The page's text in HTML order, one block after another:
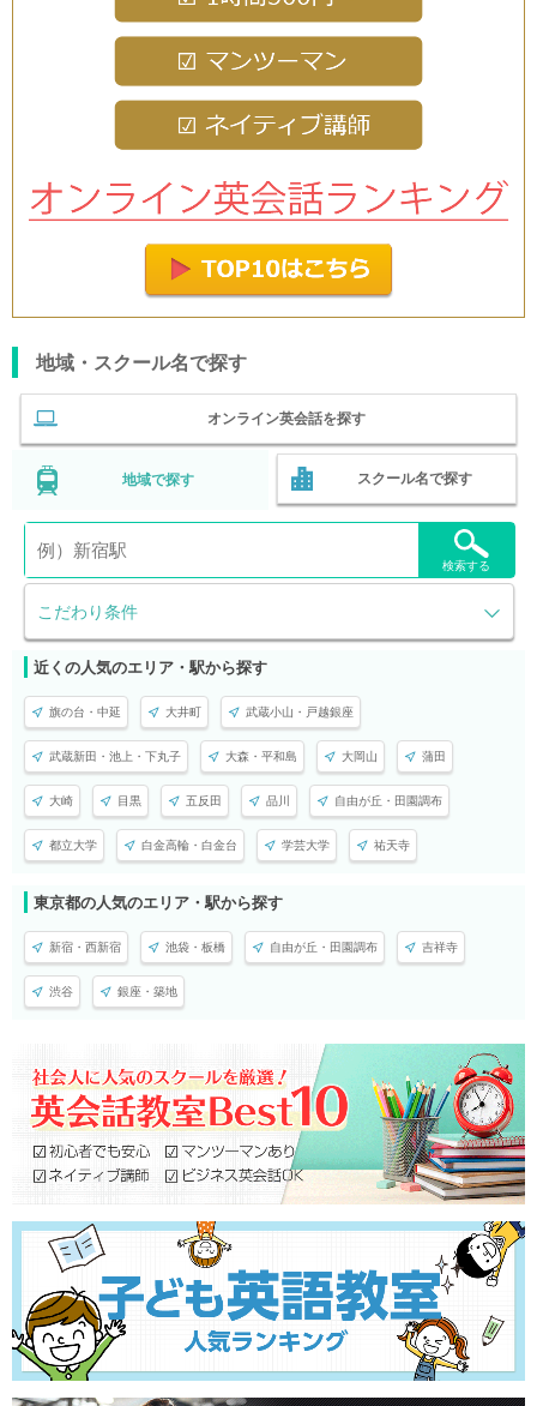
地域・スクール名で探す
オンライン英会話を探す
地域で探す スクール名で探す
こだわり条件
検索する
近くの人気のエリア・駅から探す
旗の台・中延 大井町 武蔵小山・戸越銀座
武蔵新田・池上・下丸子 大森・平和島 大岡山 蒲田
大崎 目黒 五反田 品川 自由が丘・田園調布
都立大学 白金高輪・白金台 学芸大学 祐天寺
東京都の人気のエリア・駅から探す
新宿・西新宿 池袋・板橋 自由が丘・田園調布 吉祥寺
渋谷 銀座・築地